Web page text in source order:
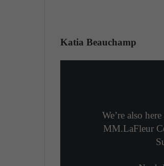
Katia Beauchamp
We’re also
MM.LaFleur